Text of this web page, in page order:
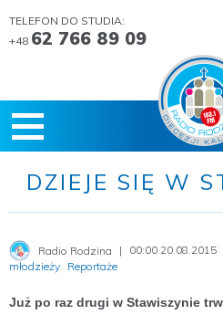
TELEFON DO STUDIA:
+48 62 766 89 09
DZIEJE SIĘ W
Radio Rodzina 00:00 20.08.2015
młodzieży Reportaże
Już po raz drugi w Stawiszynie